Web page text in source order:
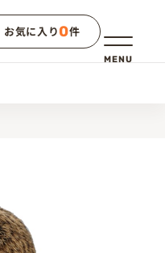
メニュー
MENU
お気に入り0件